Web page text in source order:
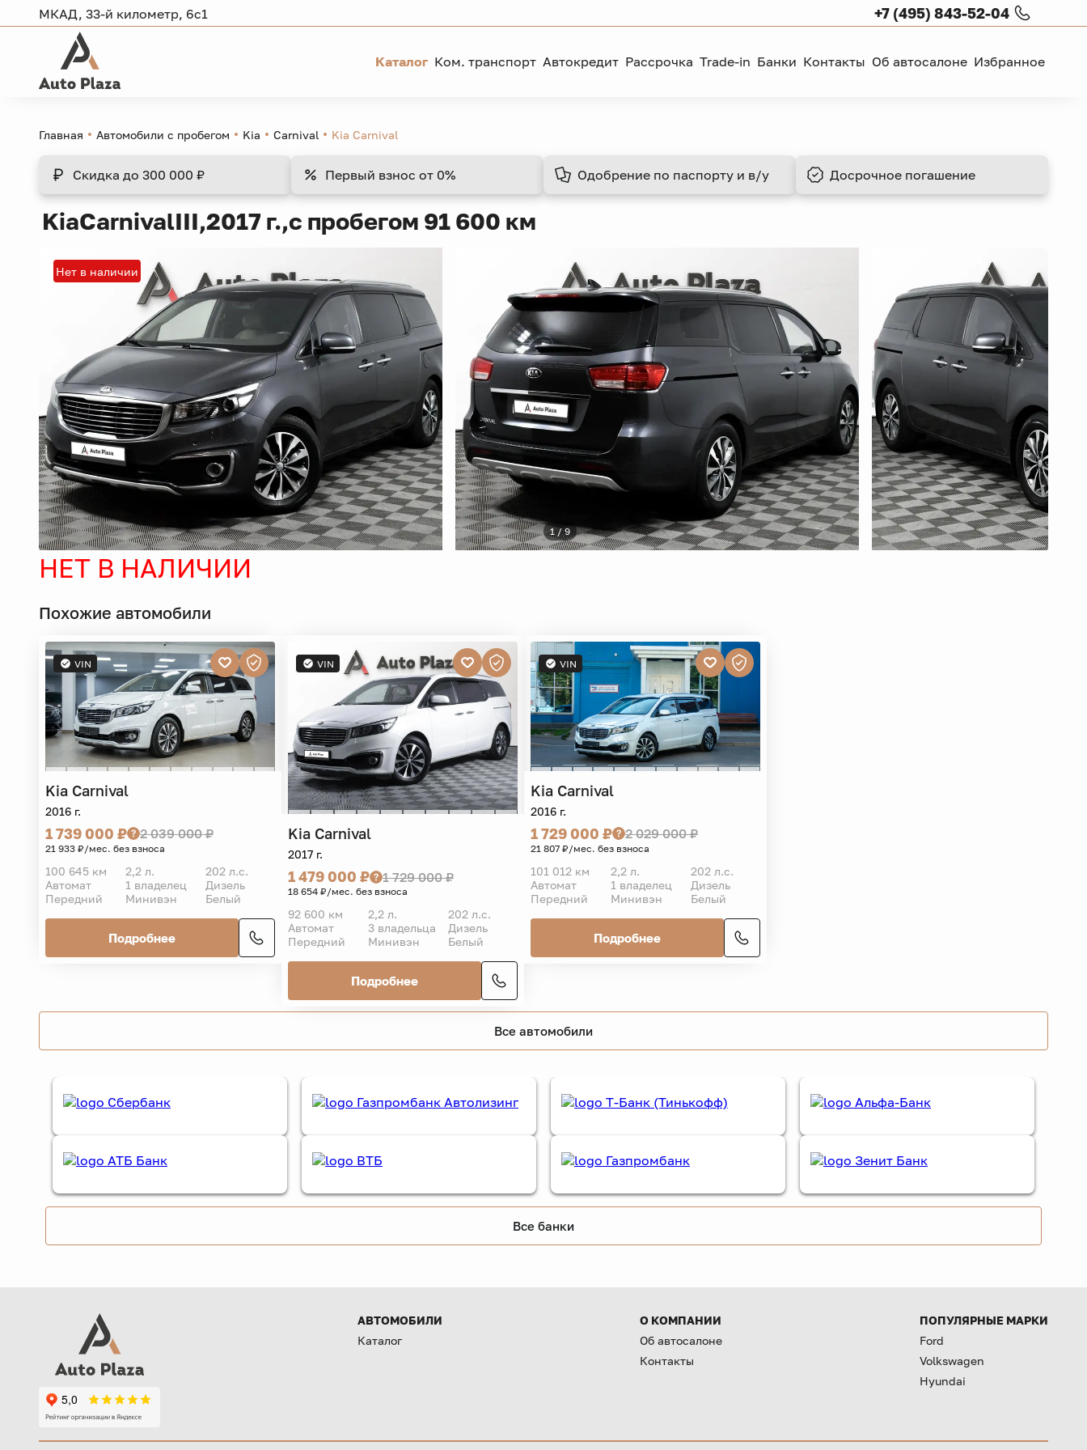
МКАД, 33-й километр, 6с1 +7 (495) 843-52-04
Каталог Ком. транспорт Автокредит Рассрочка Trade-in Банки Контакты Об автосалоне Избранное
Главная Автомобили с пробегом Kia Carnival Kia Carnival
Скидка до 300 000 ₽ Первый взнос от 0% Одобрение по паспорту и в/у Досрочное погашение
KiaCarnivalIII,2017 г.,с пробегом 91 600 км
Нет в наличии
1 / 9
НЕТ В НАЛИЧИИ
Похожие автомобили
VIN
Kia Carnival
2016 г.
1 739 000 ₽ 2 039 000 ₽
21 933 ₽/мес. без взноса
100 645 км 2,2 л.
202 л.с.
Автомат
1 владелец
Дизель
Передний
Минивэн Белый
Подробнее
VIN
Kia Carnival
2017 г.
1 479 000 ₽ 1 729 000 ₽
18 654 ₽/мес. без взноса
92 600 км 2,2 л.
202 л.с.
Автомат
3 владельца
Дизель
Передний
Минивэн Белый
Подробнее
VIN
Kia Carnival
2016 г.
1 729 000 ₽ 2 029 000 ₽
21 807 ₽/мес. без взноса
101 012 км 2,2 л.
202 л.с.
Автомат
1 владелец
Дизель
Передний
Минивэн Белый
Подробнее
Все автомобили
Все банки
АВТОМОБИЛИ
Каталог
О КОМПАНИИ
Об автосалоне
Контакты
ПОПУЛЯРНЫЕ МАРКИ
Ford
Volkswagen
Hyundai